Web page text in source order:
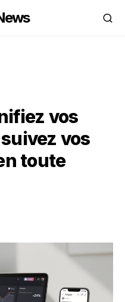
vos
vos
toute